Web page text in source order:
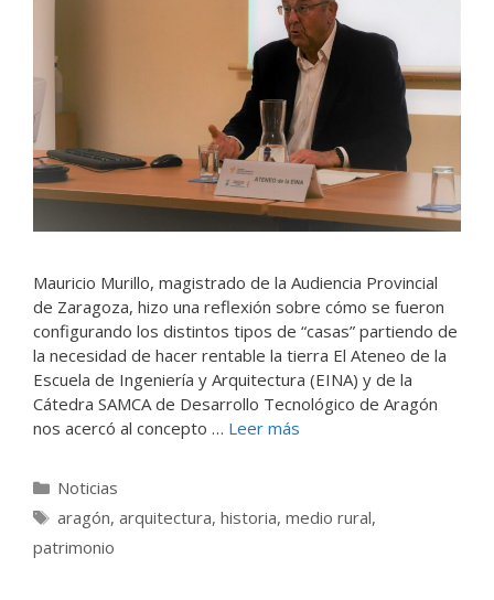
Mauricio Murillo, magistrado de la Audiencia Provincial
de Zaragoza, hizo una reflexión sobre cómo se fueron
configurando los distintos tipos de “casas” partiendo de
la necesidad de hacer rentable la tierra El Ateneo de la
Escuela de Ingeniería y Arquitectura (EINA) y de la
Cátedra SAMCA de Desarrollo Tecnológico de Aragón
nos acercó al concepto … Leer más
Categorías
Noticias
Etiquetas
aragón, arquitectura, historia, medio rural,
patrimonio